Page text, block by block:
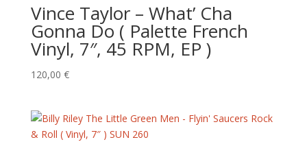
Vince Taylor – What’ Cha
Gonna Do ( Palette French
Vinyl, 7″, 45 RPM, EP )
120,00 €